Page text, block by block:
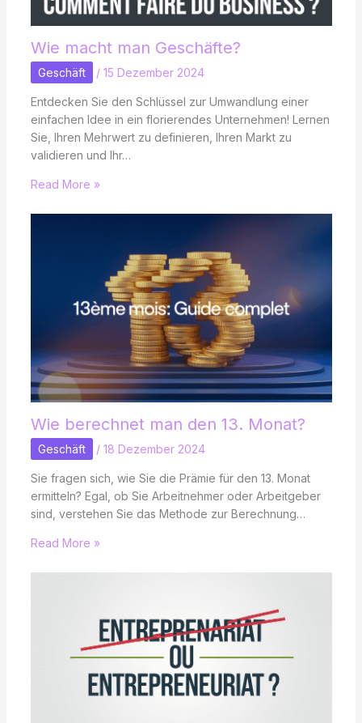
Wie macht man Geschäfte?
Geschäft / 15 Dezember 2024
Entdecken Sie den Schlüssel zur Umwandlung einer
einfachen Idee in ein florierendes Unternehmen! Lernen
Sie, Ihren Mehrwert zu definieren, Ihren Markt zu
validieren und Ihr…
Read More »
Wie berechnet man den 13. Monat?
Geschäft / 18 Dezember 2024
Sie fragen sich, wie Sie die Prämie für den 13. Monat
ermitteln? Egal, ob Sie Arbeitnehmer oder Arbeitgeber
sind, verstehen Sie das Methode zur Berechnung…
Read More »